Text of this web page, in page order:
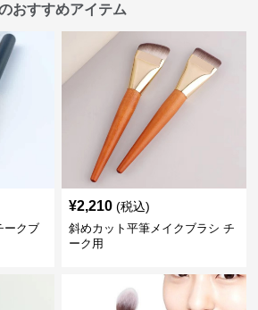
おすすめアイテム
ークブ
¥2,210 (税込)
斜めカット平筆メイクブラシ チ
ーク用